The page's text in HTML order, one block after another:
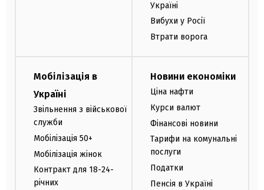
Україні
Вибухи у Росії
Втрати ворога
Мобілізація в
Україні
Звільнення з військової
служби
Мобілізація 50+
Мобілізація жінок
Контракт для 18-24-
річних
Новини економіки
Ціна нафти
Курси валют
Фінансові новини
Тарифи на комунальні
послуги
Податки
Пенсія в Україні